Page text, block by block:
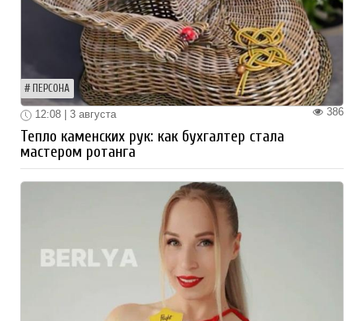
ПЕРСОНА
386
12:08 | 3 августа
Тепло каменских рук: как бухгалтер стала
мастером ротанга